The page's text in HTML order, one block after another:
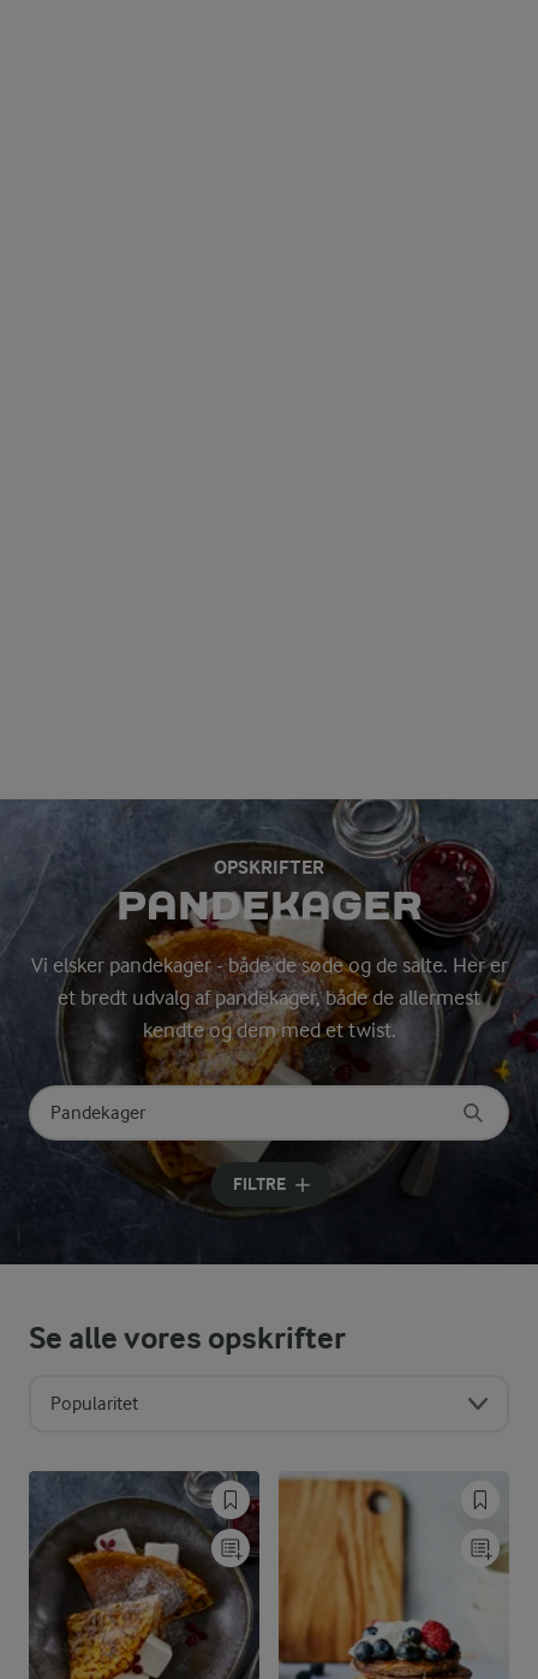
OPSKRIFTER
PANDEKAGER
Vi elsker pandekager - både de søde og de salte. Her er
et bredt udvalg af pandekager, både de allermest
kendte og dem med et twist.
Søg på kategori
Indtast søgeord for at søge
FILTRE
Se alle vores opskrifter
Popularitet